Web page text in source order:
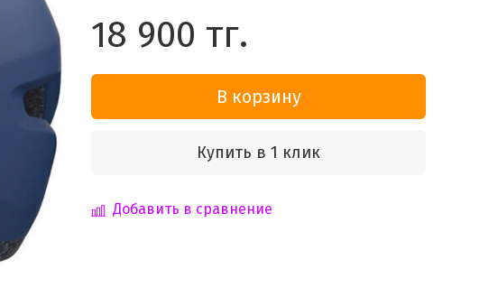
18 900 тг.
В корзину
Купить в 1 клик
Добавить в сравнение